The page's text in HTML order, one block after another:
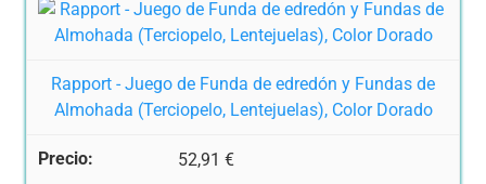
Rapport - Juego de Funda de edredón y Fundas de
Almohada (Terciopelo, Lentejuelas), Color Dorado
52,91 €